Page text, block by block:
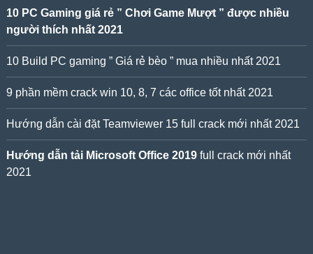
10 PC Gaming giá rẻ ” Chơi Game Mượt ” được nhiều
người thích nhất 2021
10 Build PC gaming ” Giá rẻ bèo ” mua nhiều nhất 2021
9 phần mềm crack win 10, 8, 7 các office tốt nhất 2021
Hướng dẫn cài đặt Teamviewer 15 full crack mới nhất 2021
Hướng dẫn tải Microsoft Office 2019full crack mới nhất
2021